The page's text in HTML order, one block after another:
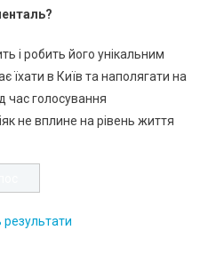
і робить його унікальним
їхати в Київ та наполягати на
час голосування
не вплине на рівень життя